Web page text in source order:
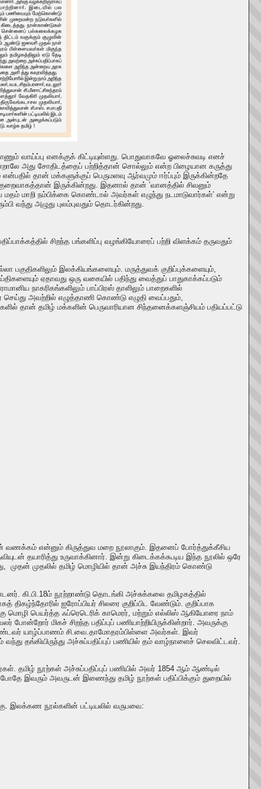
வாய்ப்பு எனக்குக் கிட்டியுள்ளது. பொதுவாகவே ஓலைச்சுவடி எனச்
அது சோதிடத்தைப் பற்றித்தான் சொல்லும் என்ற பிழையான கருத்து
தான் மக்களுக்குப் பெருமளவு ஆர்வமும் ஈர்ப்பும் இருக்கின்றதே
இருக்கின்றது. இதனால் தான் ’வானத்தில் சிவனும்
மதம் மாறி நம்பிக்கை கொண்டால் அவர்கள் எழுந்து நடமாடுவார்கள்’ என்று
வந்து அழுது புலம்புவதும் தொடர்கின்றது.
சிறந்த பங்களிப்பு வழங்கியோரைப் பற்றி விளக்கம் தருவதும்
இலக்கியங்களையும். மருத்துவக் குறிப்புக்களையும்,
ஏதாவது ஒரு வகையில் பதிந்து வைத்துப் பாதுகாக்கப்படும்
நாகரிகங்களிலும் பாப்பிரஸ் தாளிலும் பாறைகளில்
அவற்றில் எழுத்தாணி கொண்டு எழுதி வைப்பதும்,
தான் தமிழ் மக்களின் பெருவாரியான சிந்தனைக்களஞ்சியம் பதியப்பட்டு
வணக்கம் என்னும் கிருத்துவ மறை நூலாகும். இதனைப் போர்த்துக்கீசிய
தயாரித்து உருவாக்கினார். இன்று கிடைக்கக்கூடிய இந்த நூலில் ஒரே
முதன் முதலில் தமிழ் மொழியில் தான் அச்சு இயந்திரம் கொண்டு
கி.பி.18ம் நூற்றாண்டு தொடங்கி அச்சுக்கலை தமிழகத்தில்
ஐரோப்பியர் சிலரை குறிப்பிட வேண்டும். குறிப்பாக
பெயர்த்த ஃப்ரெடெரிக் காமெரர், மற்றும் எல்லிஸ் ஆகியோரை நாம்
மிகச் சிறந்த பதிப்புப் பணியாற்றியிருக்கின்றார். அவருக்கு
கொண்டவர் யாழ்ப்பாணம் சி.வை.தாமோதரம்பிள்ளை அவர்கள். இவர்
தங்கியிருந்து அச்சுப்பதிப்புப் பணியில் தம் வாழ்நாளைச் செலவிட்டவர்.
தமிழ் நூற்கள் அச்சுப்பதிப்புப் பணியில் அவர் 1854 ஆம் ஆண்டில்
இவரும் அவருடன் இணைந்து தமிழ் நூற்கள் பதிப்பிக்கும் துறையில்
இலக்கண நூல்களின் பட்டியலில் வருபவை: